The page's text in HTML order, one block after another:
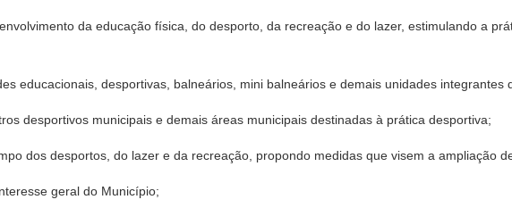
da educação física, do desporto, da recreação e do lazer, estimulando a
educacionais, desportivas, balneários, mini balneários e demais unidades integrantes
desportivos municipais e demais áreas municipais destinadas à prática desportiva;
dos desportos, do lazer e da recreação, propondo medidas que visem a ampliação
geral do Município;